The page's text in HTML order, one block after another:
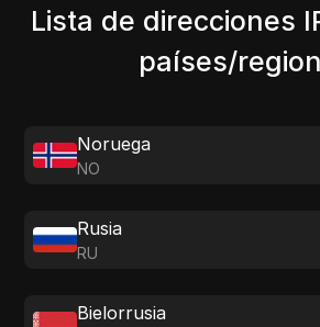
Lista de direcciones
países/
Noruega
NO
Rusia
RU
Bielorrusia